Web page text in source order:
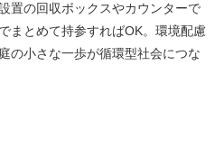
置の回収ボックスやカウンターで
まとめて持参すればOK。環境配慮
の小さな一歩が循環型社会につな